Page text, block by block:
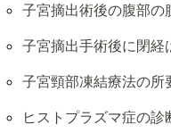
子宮摘出術後の腹部の
子宮摘出手術後に閉経
子宮頸部凍結療法の所
ヒストプラズマ症の診